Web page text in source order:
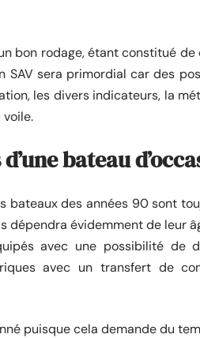
bon rodage, étant constitué
SAV sera primordial car des
les divers indicateurs, la
bateau
des années 90 sont
évidemment de leur
avec une possibilité de
avec un transfert de
puisque cela demande du